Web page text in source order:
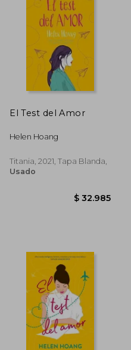
El Test del Amor
Helen Hoang
Titania, 2021, Tapa Blanda,
Usado